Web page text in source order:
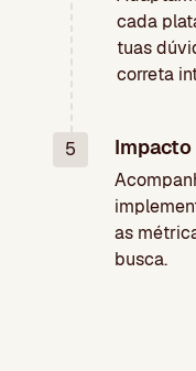
cada
tuas
correta
5 Impacto
as
busca.